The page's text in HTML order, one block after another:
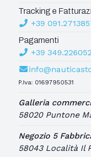
Tracking e
+39
Pagamenti
+39
P.Iva: 01697950531
Galleria
58020 Puntone
Negozio 5
58043 Località Il